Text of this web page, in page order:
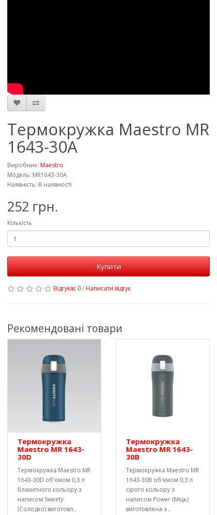
Термокружка Maestro MR
1643-30A
Виробник: Maestro
Модель: MR1643-30A
Наявність: В наявності
252 грн.
Кількість
Купити
Відгуків: 0/Написати відгук
Рекомендовані товари
Термокружка
Maestro MR 1643-
30D
Термокружка Maestro MR
1643-30D об'ємом 0,3 л
блакитного кольору з
написом Sweety
(Солодко) виготовл..
Термокружка
Maestro MR 1643-
30B
Термокружка Maestro MR
1643-30B об'ємом 0,3 л
сірого кольору з
написом Power (Міць)
виготовлена ​​з ..